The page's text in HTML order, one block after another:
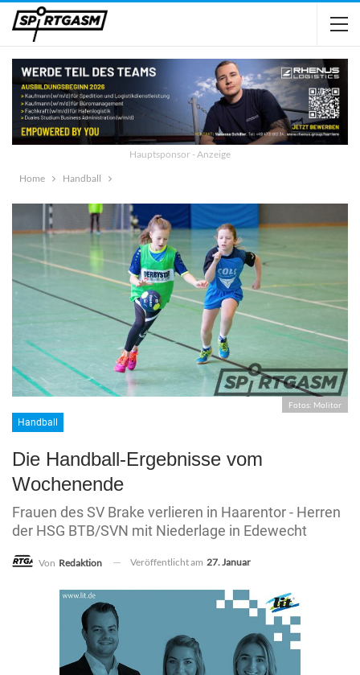
Hauptsponsor - Anzeige
Home
Handball
Fotos: Molitor
Handball
Die Handball-Ergebnisse vom
Wochenende
Frauen des SV Brake verlieren in Haarentor - Herren
der HSG BTB/SVN mit Niederlage in Edewecht
Von Redaktion Veröffentlicht am 27. Januar